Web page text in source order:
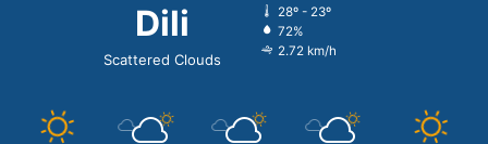
Dili
Scattered Clouds
28º - 23º
72%
2.72 km/h